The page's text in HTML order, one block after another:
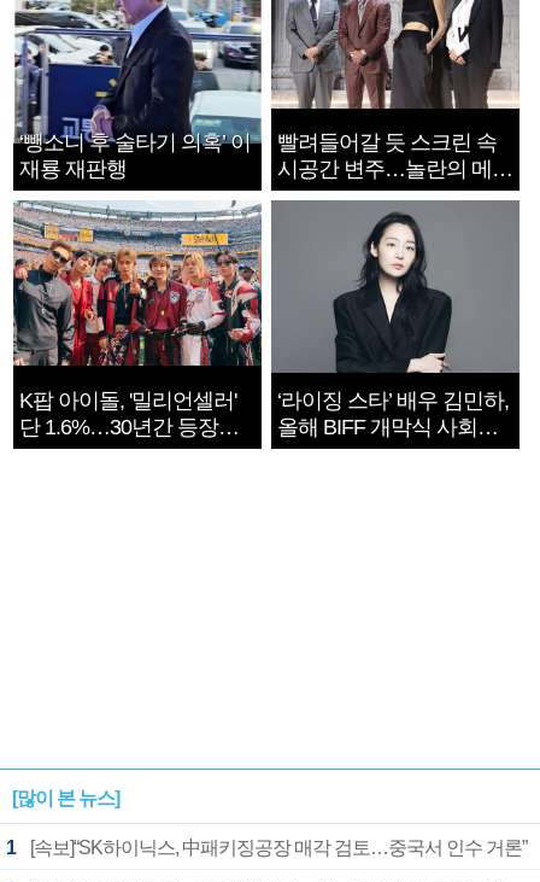
‘뺑소니 후 술타기 의혹’ 이
재룡 재판행
빨려들어갈 듯 스크린 속
시공간 변주…놀란의 메시
지는 ‘전쟁 속죄’
K팝 아이돌, '밀리언셀러'
단 1.6%…30년간 등장
1182개팀 전수조사
‘라이징 스타’ 배우 김민하,
올해 BIFF 개막식 사회자
확정
[많이 본 뉴스]
1 [속보]“SK하이닉스, 中패키징공장 매각 검토…중국서 인수 거론”